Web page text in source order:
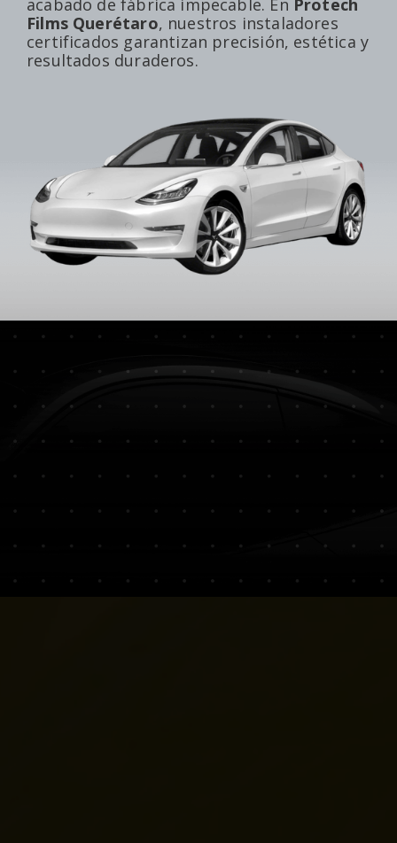
Films Querétaro, nuestros instaladores
certificados garantizan precisión, estética y
resultados duraderos.